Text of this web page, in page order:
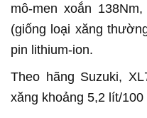
mô-men xoắn
(giống loại xăng
pin lithium-ion.
Theo hãng Suzuki,
xăng khoảng 5,2 lít/100